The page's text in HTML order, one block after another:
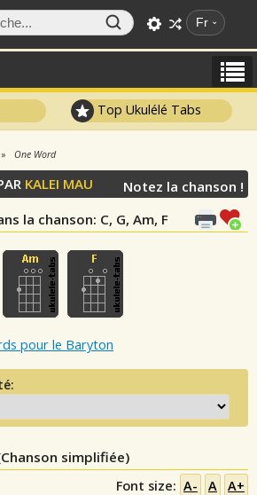
Fr
Top Ukulélé Tabs
One Word
KALEI MAU
la chanson: C, G, Am, F
Notez la chanson !
pour le Baryton
simplifiée)
Font size: A- A A+